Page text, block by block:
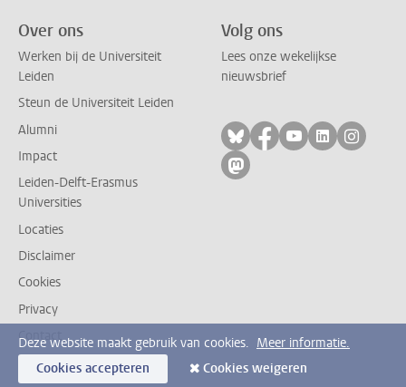
Over ons
Werken bij de Universiteit
Leiden
Steun de Universiteit Leiden
Alumni
Impact
Leiden-Delft-Erasmus
Universities
Locaties
Disclaimer
Cookies
Privacy
Contact
Volg ons
Lees onze wekelijkse
nieuwsbrief
Volg ons op bluesky
Volg ons op
Volg ons op
Volg ons
Volg
Volg ons op mastodon
Deze website maakt gebruik van cookies. Meer informatie.
Cookies accepteren
Cookies weigeren